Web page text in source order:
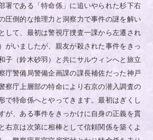
署である「特命係」に追いやられた杉下右
圧倒的な推理力と洞察力で事件の謎を解い
して、最初は警視庁捜査一課から左遷され
がいましたが、親友が殺された事件をきっ
子（鈴木砂羽）と共にサルウィンへと旅立
庁警備局警備企画課の課長補佐だった神戸
察庁上層部の特命により右京の潜入調査の
で特命係へとやってきます。最初はぎくし
が、ある事件をきっかけに自身の正義を貫
右京は次第に相棒として信頼関係を築くよ